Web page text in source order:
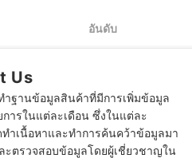
นด์ดัง ใช้งานง่าย
ฟ
อนหม้อต้มแบบต้มมือไหม?
อันดับ
Us
ำฐานข้อมูลสินค้าที่มีการเพิ่มข้อมูล
ารในแต่ละเดือน ซึ่งในแต่ละ
ทำเนื้อหาและทำการค้นคว้าข้อมูลมา
ะตรวจสอบข้อมูลโดยผู้เชี่ยวชาญใน